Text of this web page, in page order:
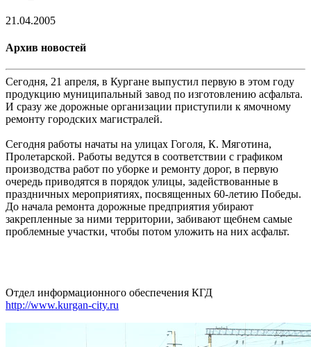
21.04.2005
Архив новостей
Сегодня, 21 апреля, в Кургане выпустил первую в этом году
продукцию муниципальный завод по изготовлению асфальта.
И сразу же дорожные организации приступили к ямочному
ремонту городских магистралей.
Сегодня работы начаты на улицах Гоголя, К. Мяготина,
Пролетарской. Работы ведутся в соответствии с графиком
производства работ по уборке и ремонту дорог, в первую
очередь приводятся в порядок улицы, задействованные в
праздничных мероприятиях, посвященных 60-летию Победы.
До начала ремонта дорожные предприятия убирают
закрепленные за ними территории, забивают щебнем самые
проблемные участки, чтобы потом уложить на них асфальт.
Отдел информационного обеспечения КГД
http://www.kurgan-city.ru